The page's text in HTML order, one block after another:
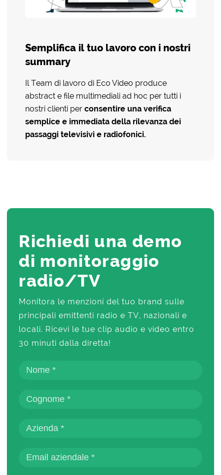
Semplifica il tuo lavoro con i nostri
summary
Il Team di lavoro di Eco Video produce
abstract e file multimediali ad hoc per tutti i
nostri clienti perconsentire una verifica
semplice e immediata della rilevanza dei
passaggi televisivi e radiofonici.
Richiedi una demo
di monitoraggio
radio/TV
Monitora le menzioni del tuo brand sulle
principali emittenti radio e TV, nazionali e
locali. Ricevi le tue clip audio e video entro
30 minuti dalla diretta!